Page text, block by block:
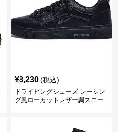
¥8,230 (税込)
ドライビングシューズ レーシン
グ風ローカットレザー調スニー